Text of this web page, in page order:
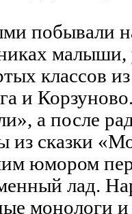
побывали
классов
и
а после
из сказки
юмором
лад.
монологи и